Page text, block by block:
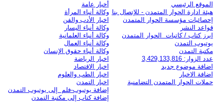
الموقع الرئيسي
هيئة ادارة الحوار المتمدن - للإتصال بنا
إحصائيات مؤسسة الحوار المتمدن
قواعد النشر
ابرز كتاب / كاتبات الحوار المتمدن
يوتيوب التمدن
مكتبة التمدن
عدد الزوار: 3,429,133,816
اضافة موضوع جديد
اضافة الاخبار
حملات الحوار المتمدن التضامنية
أخبار عامة
وكالة أنباء المرأة
اخبار الأدب والفن
وكالة أنباء اليسار
وكالة أنباء العلمانية
وكالة أنباء العمال
وكالة أنباء حقوق الإنسان
اخبار الرياضة
اخبار الاقتصاد
اخبار الطب والعلوم
اخبار التمدن
إضافة يوتيوب-فلم إلى يوتيوب التمدن
إضافة كتاب إلى مكتبة التمدن